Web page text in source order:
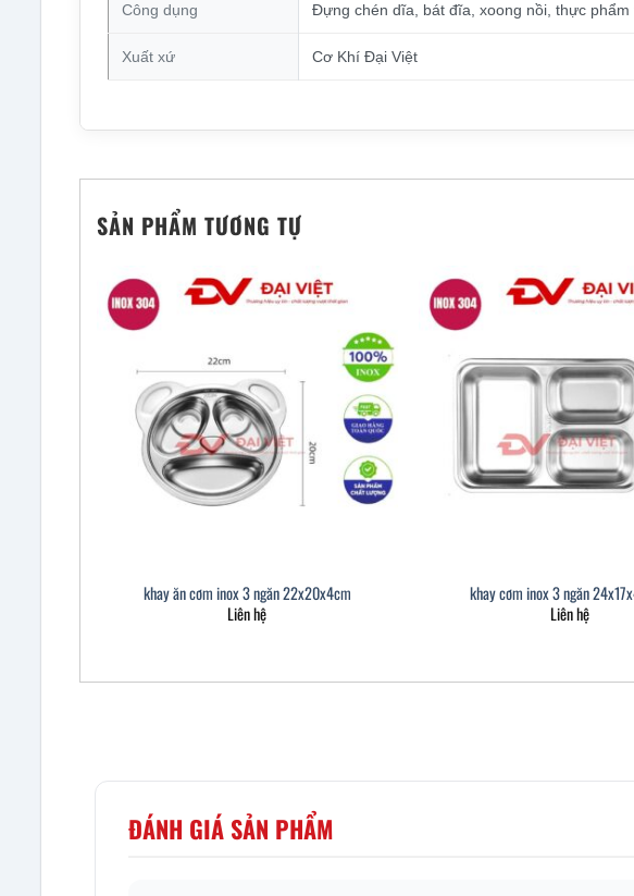
Công dụng Đựng chén dĩa, bát đĩa, xoong nồi, thực
Xuất xứ Cơ Khí Đại Việt
SẢN PHẨM TƯƠNG TỰ
khay ăn cơm inox 3 ngăn 22x20x4cm
Liên hệ
khay cơm inox 3 ngăn
Liên hệ
ĐÁNH GIÁ SẢN PHẨM